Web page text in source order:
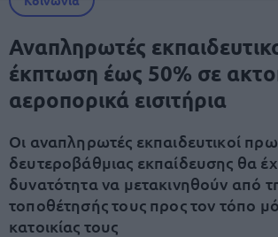
Αναπληρωτές
έκπτωση έως 50% σε
αεροπορικά εισιτήρια
Οι αναπληρωτές εκπαιδευτικοί
δευτεροβάθμιας εκπαίδευσης θα
δυνατότητα να μετακινηθούν από
τοποθέτησής τους προς τον τόπο
κατοικίας τους